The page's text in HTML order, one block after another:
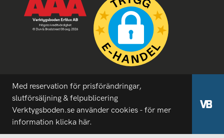
Med reservation för prisförändringar,
slutförsäljning & felpublicering
Verktygsboden.se använder cookies - för mer
information klicka här.